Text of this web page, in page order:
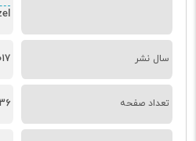
سال نشر
تعداد صفحه